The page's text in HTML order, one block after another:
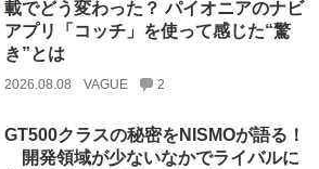
載でどう変わった？ パイオニアのナビ
アプリ「コッチ」を使って感じた“驚
き”とは
2026.08.08 VAGUE 2
GT500クラスの秘密をNISMOが語る！
開発領域が少ないなかでライバルに